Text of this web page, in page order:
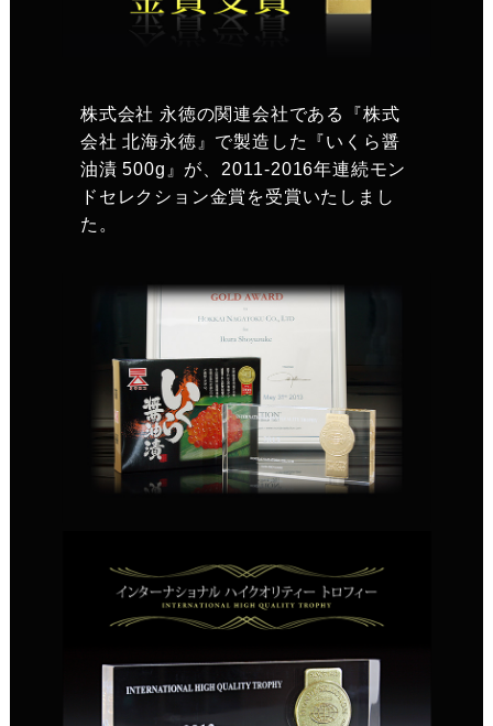
株式会社 永徳の関連会社である『株式
会社 北海永徳』で製造した『いくら醤
油漬 500g』が、2011-2016年連続モン
ドセレクション金賞を受賞いたしまし
た。